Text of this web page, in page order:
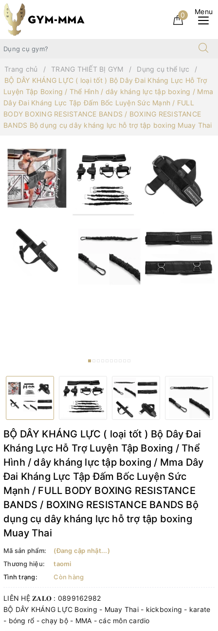
0
Trang chủ TRANG THIẾT BỊ GYM
Dụng cụ thể lực
BỘ DÂY KHÁNG LỰC ( loại tốt ) Bộ Dây Đai Kháng Lực Hỗ Trợ
Luyện Tập Boxing / Thể Hình / dây kháng lực tập boxing / Mma
Dây Đai Kháng Lực Tập Đấm Bốc Luyện Sức Mạnh / FULL
BODY BOXING RESISTANCE BANDS / BOXING RESISTANCE
BANDS Bộ dụng cụ dây kháng lực hỗ trợ tập boxing Muay Thai
BỘ DÂY KHÁNG LỰC ( loại tốt ) Bộ Dây Đai
Kháng Lực Hỗ Trợ Luyện Tập Boxing / Thể
Hình / dây kháng lực tập boxing / Mma Dây
Đai Kháng Lực Tập Đấm Bốc Luyện Sức
Mạnh / FULL BODY BOXING RESISTANCE
BANDS / BOXING RESISTANCE BANDS Bộ
dụng cụ dây kháng lực hỗ trợ tập boxing
Muay Thai
Mã sản phẩm:
(Đang cập nhật...)
Thương hiệu:
taomi
Tình trạng:
Còn hàng
LIÊN HỆ 𝐙𝐀𝐋𝐎 : 0899162982
BỘ DÂY KHÁNG LỰC Boxing - Muay Thai - kickboxing - karate
- bóng rổ - chạy bộ - MMA - các môn cardio